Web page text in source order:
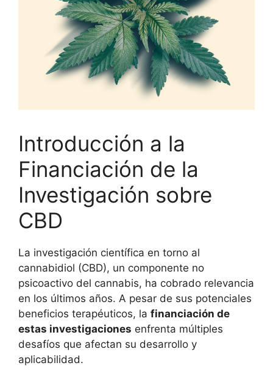
Introducción a la
Financiación de la
Investigación sobre
CBD
La investigación científica en torno al
cannabidiol (CBD), un componente no
psicoactivo del cannabis, ha cobrado relevancia
en los últimos años. A pesar de sus potenciales
beneficios terapéuticos, la financiación de
estas investigaciones enfrenta múltiples
desafíos que afectan su desarrollo y
aplicabilidad.